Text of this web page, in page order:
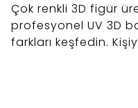
Çok renkli 3D figür
profesyonel UV 3D
farkları keşfedin.